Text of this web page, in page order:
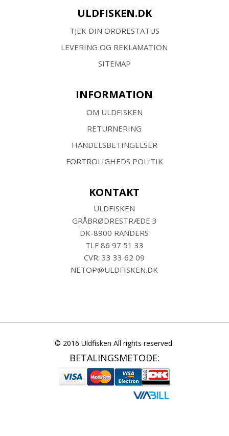
ULDFISKEN.DK
TJEK DIN ORDRESTATUS
LEVERING OG REKLAMATION
SITEMAP
INFORMATION
OM ULDFISKEN
RETURNERING
HANDELSBETINGELSER
FORTROLIGHEDS POLITIK
KONTAKT
ULDFISKEN
GRÅBRØDRESTRÆDE 3
DK-8900 RANDERS
TLF 86 97 51 33
CVR: 33 33 62 09
NETOP@ULDFISKEN.DK
© 2016 Uldfisken All rights reserved.
BETALINGSMETODE: